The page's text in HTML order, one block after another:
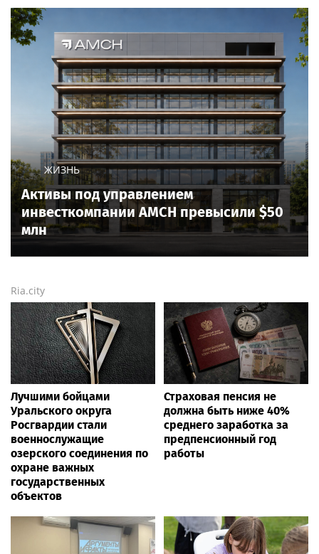
ЖИЗНЬ
Активы под управлением
инвесткомпании AMCH превысили $50
млн
Ria.city
Лучшими бойцами
Уральского округа
Росгвардии стали
военнослужащие
озерского соединения по
охране важных
государственных
объектов
Страховая пенсия не
должна быть ниже 40%
среднего заработка за
предпенсионный год
работы